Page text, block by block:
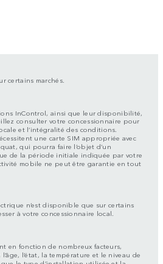
certains marchés.
InControl, ainsi que leur disponibilité,
consulter votre concessionnaire pour
et l’intégralité des conditions.
une carte SIM appropriée avec
qui pourra faire l’objet d’un
de la période initiale indiquée par votre
mobile ne peut être garantie en tout
n’est disponible que sur certains
à votre concessionnaire local.
en fonction de nombreux facteurs,
l’état, la température et le niveau de